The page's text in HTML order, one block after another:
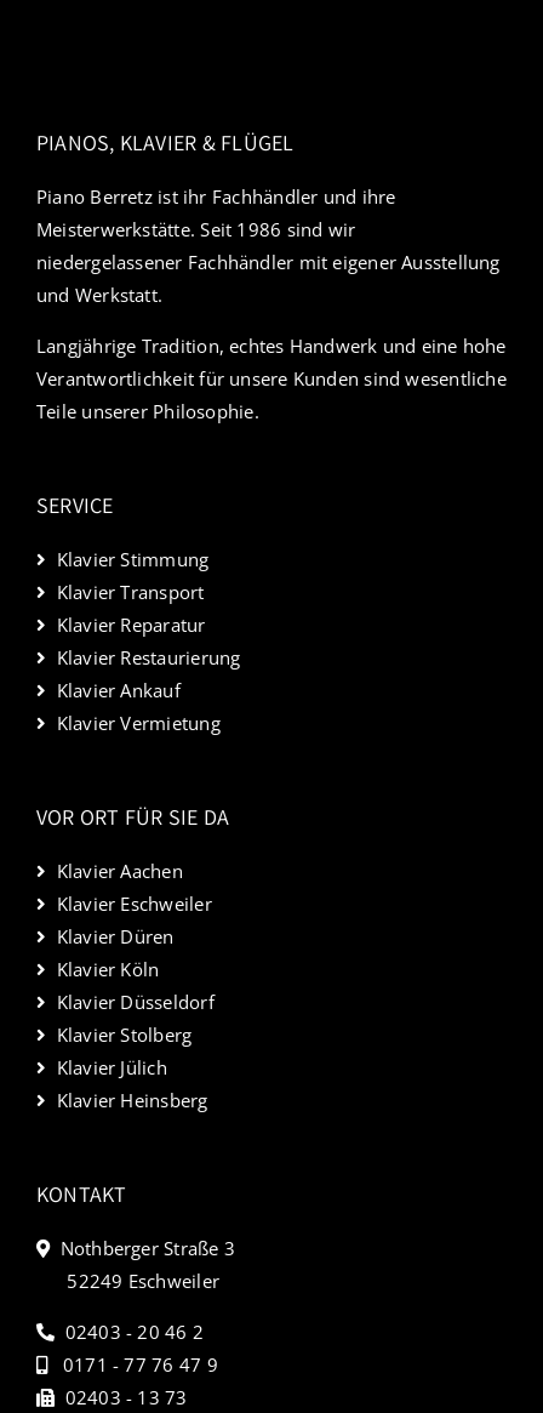
PIANOS, KLAVIER & FLÜGEL
Piano Berretz ist ihr Fachhändler und ihre
Meisterwerkstätte. Seit 1986 sind wir
niedergelassener Fachhändler mit eigener Ausstellung
und Werkstatt.
Langjährige Tradition, echtes Handwerk und eine hohe
Verantwortlichkeit für unsere Kunden sind wesentliche
Teile unserer Philosophie.
SERVICE
Klavier Stimmung
Klavier Transport
Klavier Reparatur
Klavier Restaurierung
Klavier Ankauf
Klavier Vermietung
VOR ORT FÜR SIE DA
Klavier Aachen
Klavier Eschweiler
Klavier Düren
Klavier Köln
Klavier Düsseldorf
Klavier Stolberg
Klavier Jülich
Klavier Heinsberg
KONTAKT
Nothberger Straße 3
52249 Eschweiler
02403 - 20 46 2
0171 - 77 76 47 9
02403 - 13 73